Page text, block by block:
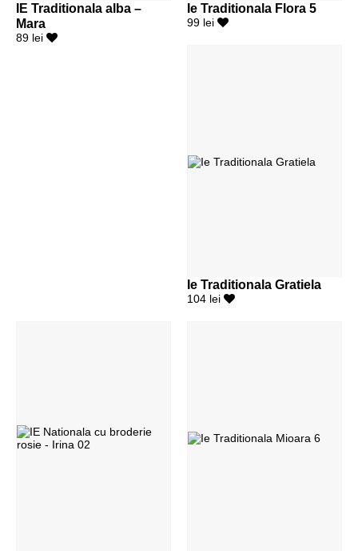
IE Traditionala alba –
Mara
89 lei
Ie Traditionala Flora 5
99 lei
Ie Traditionala Gratiela
104 lei